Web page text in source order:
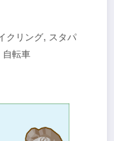
クリング, スタパ
自転車